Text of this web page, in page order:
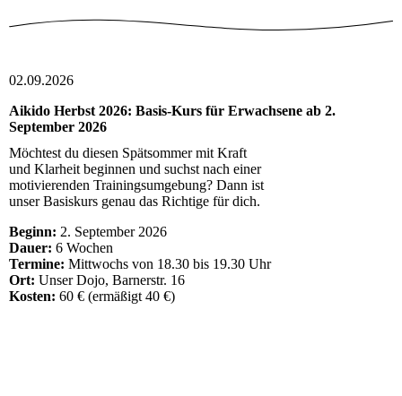
02.09.2026
Aikido Herbst 2026: Basis-Kurs für Erwachsene ab 2.
September 2026
Möchtest du diesen Spätsommer mit Kraft
und Klarheit beginnen und suchst nach einer
motivierenden Trainingsumgebung? Dann ist
unser Basiskurs genau das Richtige für dich.
Beginn: 2. September 2026
Dauer: 6 Wochen
Termine: Mittwochs von 18.30 bis 19.30 Uhr
Ort: Unser Dojo, Barnerstr. 16
Kosten: 60 € (ermäßigt 40 €)